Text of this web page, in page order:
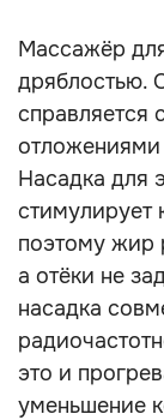
Массажёр
дряблостью.
справляется
отложениями
Насадка для
стимулирует
поэтому жир
а отёки не
насадка
это и
уменьшение